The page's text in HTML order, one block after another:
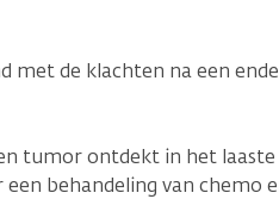
met de klachten na een
tumor ontdekt in het
behandeling van chemo